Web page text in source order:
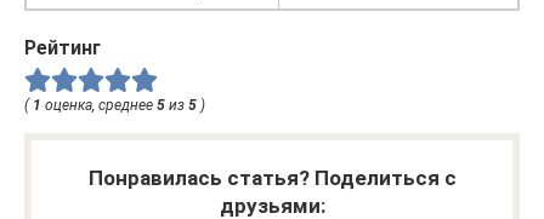
Рейтинг
( 1 оценка, среднее 5 из 5 )
Понравилась статья? Поделиться с
друзьями: